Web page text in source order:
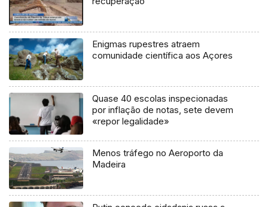
Enigmas rupestres atraem
comunidade científica aos Açores
Quase 40 escolas inspecionadas
por inflação de notas, sete devem
«repor legalidade»
Menos tráfego no Aeroporto da
Madeira